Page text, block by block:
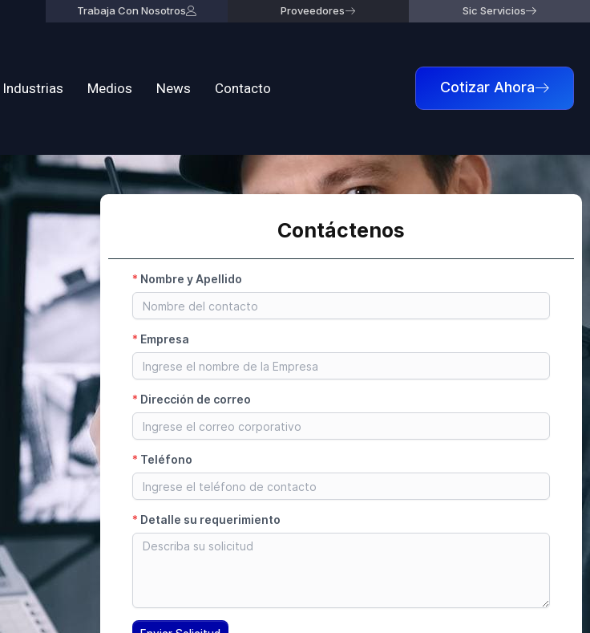
Trabaja Con Nosotros Proveedores Sic Servicios
Industrias Medios News Contacto Cotizar Ahora
Contáctenos